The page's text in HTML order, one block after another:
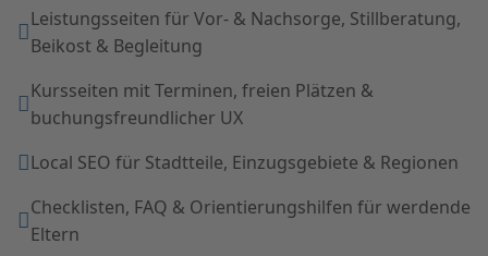
Leistungsseiten für Vor- & Nachsorge, Stillberatung,
Beikost & Begleitung
Kursseiten mit Terminen, freien Plätzen &
buchungsfreundlicher UX
Local SEO für Stadtteile, Einzugsgebiete & Regionen
Checklisten, FAQ & Orientierungshilfen für werdende
Eltern